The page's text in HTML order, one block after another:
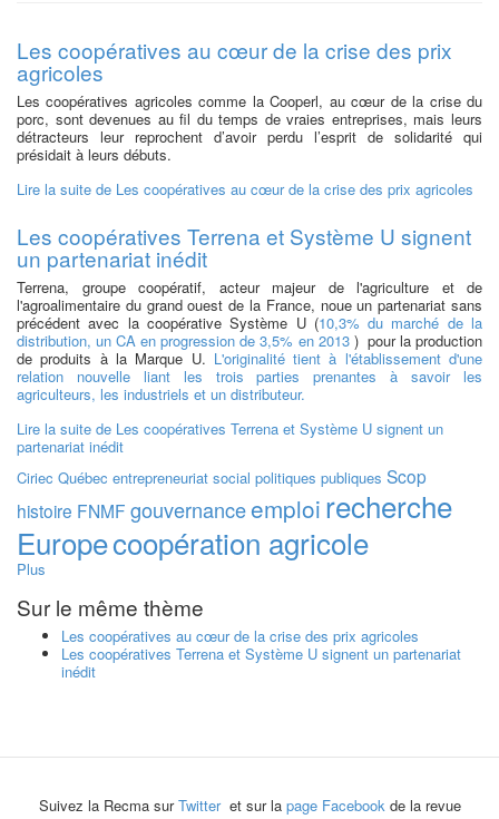
Les coopératives au cœur de la crise des prix
agricoles
Les coopératives agricoles comme la Cooperl, au cœur de la crise du
porc, sont devenues au fil du temps de vraies entreprises, mais leurs
détracteurs leur reprochent d’avoir perdu l’esprit de solidarité qui
présidait à leurs débuts.
Lire la suite de Les coopératives au cœur de la crise des prix agricoles
Les coopératives Terrena et Système U signent
un partenariat inédit
Terrena, groupe coopératif, acteur majeur de l'agriculture et de
l'agroalimentaire du grand ouest de la France, noue un partenariat sans
précédent avec la coopérative Système U (10,3% du marché de la
distribution, un CA en progression de 3,5% en 2013) pour la production
de produits à la Marque U. L'originalité tient à l'établissement d'une
relation nouvelle liant les trois parties prenantes à savoir les
agriculteurs, les industriels et un distributeur.
Lire la suite de Les coopératives Terrena et Système U signent un
partenariat inédit
Ciriec Québec entrepreneuriat social politiques publiques Scop
histoire FNMF gouvernanceemploi recherche
Europecoopération agricole
Plus
Sur le même thème
Les coopératives au cœur de la crise des prix agricoles
Les coopératives Terrena et Système U signent un partenariat
inédit
Suivez la Recma surTwitter et sur la page Facebook de la revue